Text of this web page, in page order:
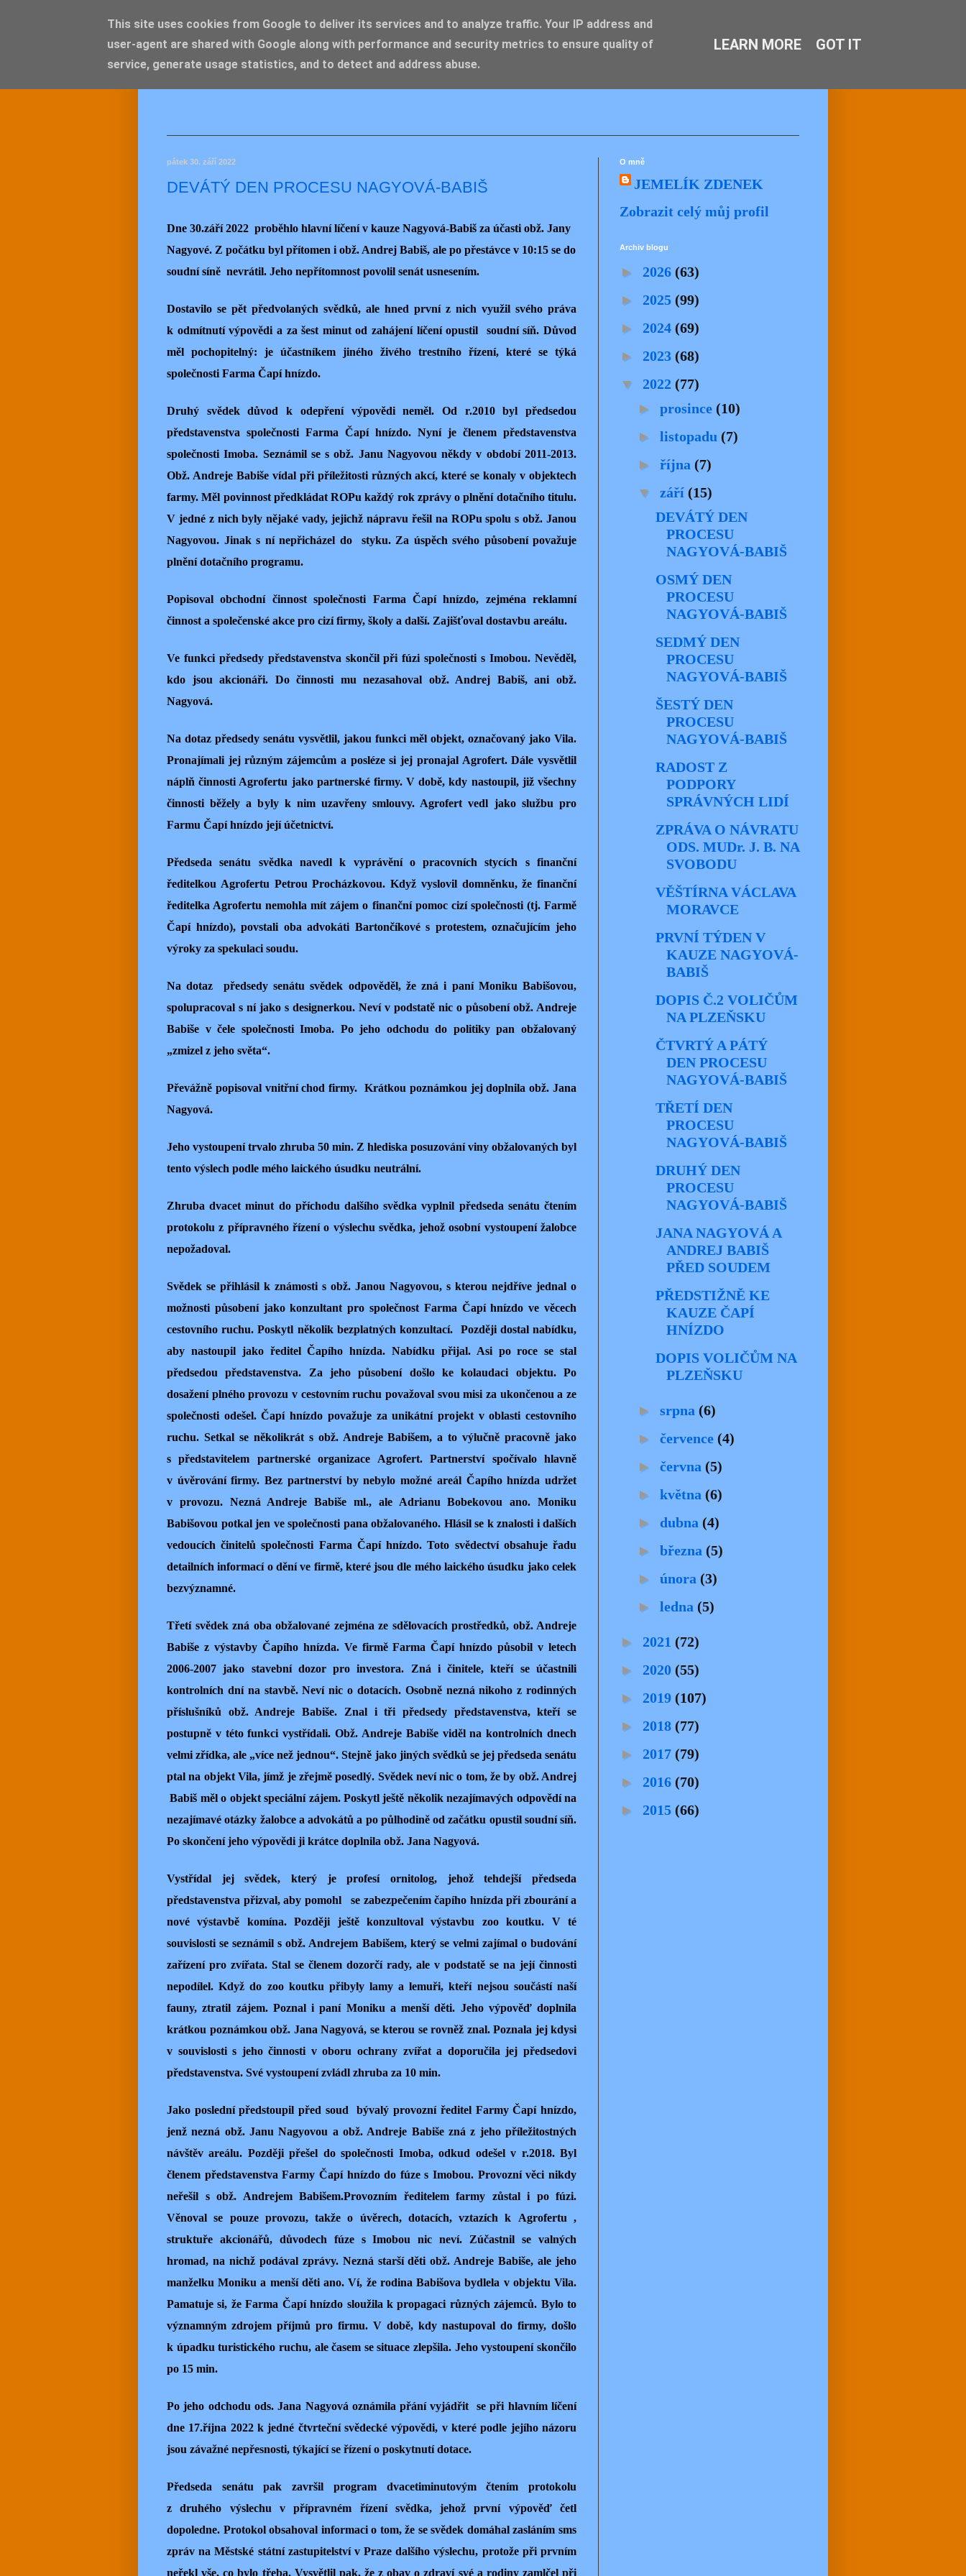
JEMELIK ZDENĚK
pátek 30. září 2022
DEVÁTÝ DEN PROCESU NAGYOVÁ-BABIŠ
Dne 30.září 2022 proběhlo hlavní líčení v kauze Nagyová-Babiš za účasti obž. Jany
Nagyové. Z počátku byl přítomen i obž. Andrej Babiš, ale po přestávce v 10:15 se do
soudní síně nevrátil. Jeho nepřítomnost povolil senát usnesením.
Dostavilo se pět předvolaných svědků, ale hned první z nich využil svého práva
k odmítnutí výpovědi a za šest minut od zahájení líčení opustil soudní síň. Důvod
měl pochopitelný: je účastníkem jiného živého trestního řízení, které se týká
společnosti Farma Čapí hnízdo.
Druhý svědek důvod k odepření výpovědi neměl. Od r.2010 byl předsedou
představenstva společnosti Farma Čapí hnízdo. Nyní je členem představenstva
společnosti Imoba. Seznámil se s obž. Janu Nagyovou někdy v období 2011-2013.
Obž. Andreje Babiše vídal při příležitosti různých akcí, které se konaly v objektech
farmy. Měl povinnost předkládat ROPu každý rok zprávy o plnění dotačního titulu.
V jedné z nich byly nějaké vady, jejichž nápravu řešil na ROPu spolu s obž. Janou
Nagyovou. Jinak s ní nepřicházel do styku. Za úspěch svého působení považuje
plnění dotačního programu.
Popisoval obchodní činnost společnosti Farma Čapí hnízdo, zejména reklamní
činnost a společenské akce pro cizí firmy, školy a další. Zajišťoval dostavbu areálu.
Ve funkci předsedy představenstva skončil při fúzi společnosti s Imobou. Nevěděl,
kdo jsou akcionáři. Do činnosti mu nezasahoval obž. Andrej Babiš, ani obž.
Nagyová.
Na dotaz předsedy senátu vysvětlil, jakou funkci měl objekt, označovaný jako Vila.
Pronajímali jej různým zájemcům a posléze si jej pronajal Agrofert. Dále vysvětlil
náplň činnosti Agrofertu jako partnerské firmy. V době, kdy nastoupil, již všechny
činnosti běžely a byly k nim uzavřeny smlouvy. Agrofert vedl jako službu pro
Farmu Čapí hnízdo její účetnictví.
Předseda senátu svědka navedl k vyprávění o pracovních stycích s finanční
ředitelkou Agrofertu Petrou Procházkovou. Když vyslovil domněnku, že finanční
ředitelka Agrofertu nemohla mít zájem o finanční pomoc cizí společnosti (tj. Farmě
Čapí hnízdo), povstali oba advokáti Bartončíkové s protestem, označujícím jeho
výroky za spekulaci soudu.
Na dotaz předsedy senátu svědek odpověděl, že zná i paní Moniku Babišovou,
spolupracoval s ní jako s designerkou. Neví v podstatě nic o působení obž. Andreje
Babiše v čele společnosti Imoba. Po jeho odchodu do politiky pan obžalovaný
„zmizel z jeho světa“.
Převážně popisoval vnitřní chod firmy. Krátkou poznámkou jej doplnila obž. Jana
Nagyová.
Jeho vystoupení trvalo zhruba 50 min. Z hlediska posuzování viny obžalovaných byl
tento výslech podle mého laického úsudku neutrální.
Zhruba dvacet minut do příchodu dalšího svědka vyplnil předseda senátu čtením
protokolu z přípravného řízení o výslechu svědka, jehož osobní vystoupení žalobce
nepožadoval.
Svědek se přihlásil k známosti s obž. Janou Nagyovou, s kterou nejdříve jednal o
možnosti působení jako konzultant pro společnost Farma Čapí hnízdo ve věcech
cestovního ruchu. Poskytl několik bezplatných konzultací. Později dostal nabídku,
aby nastoupil jako ředitel Čapího hnízda. Nabídku přijal. Asi po roce se stal
předsedou představenstva. Za jeho působení došlo ke kolaudaci objektu. Po
dosažení plného provozu v cestovním ruchu považoval svou misi za ukončenou a ze
společnosti odešel. Čapí hnízdo považuje za unikátní projekt v oblasti cestovního
ruchu. Setkal se několikrát s obž. Andreje Babišem, a to výlučně pracovně jako
s představitelem partnerské organizace Agrofert. Partnerství spočívalo hlavně
v úvěrování firmy. Bez partnerství by nebylo možné areál Čapího hnízda udržet
v provozu. Nezná Andreje Babiše ml., ale Adrianu Bobekovou ano. Moniku
Babišovou potkal jen ve společnosti pana obžalovaného. Hlásil se k znalosti i dalších
vedoucích činitelů společnosti Farma Čapí hnízdo. Toto svědectví obsahuje řadu
detailních informací o dění ve firmě, které jsou dle mého laického úsudku jako celek
bezvýznamné.
Třetí svědek zná oba obžalované zejména ze sdělovacích prostředků, obž. Andreje
Babiše z výstavby Čapího hnízda. Ve firmě Farma Čapí hnízdo působil v letech
2006-2007 jako stavební dozor pro investora. Zná i činitele, kteří se účastnili
kontrolních dní na stavbě. Neví nic o dotacích. Osobně nezná nikoho z rodinných
příslušníků obž. Andreje Babiše. Znal i tři předsedy představenstva, kteří se
postupně v této funkci vystřídali. Obž. Andreje Babiše viděl na kontrolních dnech
velmi zřídka, ale „více než jednou“. Stejně jako jiných svědků se jej předseda senátu
ptal na objekt Vila, jímž je zřejmě posedlý. Svědek neví nic o tom, že by obž. Andrej
Babiš měl o objekt speciální zájem. Poskytl ještě několik nezajímavých odpovědí na
nezajímavé otázky žalobce a advokátů a po půlhodině od začátku opustil soudní síň.
Po skončení jeho výpovědi ji krátce doplnila obž. Jana Nagyová.
Vystřídal jej svědek, který je profesí ornitolog, jehož tehdejší předseda
představenstva přizval, aby pomohl se zabezpečením čapího hnízda při zbourání a
nové výstavbě komína. Později ještě konzultoval výstavbu zoo koutku. V té
souvislosti se seznámil s obž. Andrejem Babišem, který se velmi zajímal o budování
zařízení pro zvířata. Stal se členem dozorčí rady, ale v podstatě se na její činnosti
nepodílel. Když do zoo koutku přibyly lamy a lemuři, kteří nejsou součástí naší
fauny, ztratil zájem. Poznal i paní Moniku a menší děti. Jeho výpověď doplnila
krátkou poznámkou obž. Jana Nagyová, se kterou se rovněž znal. Poznala jej kdysi
v souvislosti s jeho činnosti v oboru ochrany zvířat a doporučila jej předsedovi
představenstva. Své vystoupení zvládl zhruba za 10 min.
Jako poslední předstoupil před soud bývalý provozní ředitel Farmy Čapí hnízdo,
jenž nezná obž. Janu Nagyovou a obž. Andreje Babiše zná z jeho příležitostných
návštěv areálu. Později přešel do společnosti Imoba, odkud odešel v r.2018. Byl
členem představenstva Farmy Čapí hnízdo do fúze s Imobou. Provozní věci nikdy
neřešil s obž. Andrejem Babišem.Provozním ředitelem farmy zůstal i po fúzi.
Věnoval se pouze provozu, takže o úvěrech, dotacích, vztazích k Agrofertu ,
struktuře akcionářů, důvodech fúze s Imobou nic neví. Zúčastnil se valných
hromad, na nichž podával zprávy. Nezná starší děti obž. Andreje Babiše, ale jeho
manželku Moniku a menší děti ano. Ví, že rodina Babišova bydlela v objektu Vila.
Pamatuje si, že Farma Čapí hnízdo sloužila k propagaci různých zájemců. Bylo to
významným zdrojem příjmů pro firmu. V době, kdy nastupoval do firmy, došlo
k úpadku turistického ruchu, ale časem se situace zlepšila. Jeho vystoupení skončilo
po 15 min.
Po jeho odchodu ods. Jana Nagyová oznámila přání vyjádřit se při hlavním líčení
dne 17.října 2022 k jedné čtvrteční svědecké výpovědi, v které podle jejího názoru
jsou závažné nepřesnosti, týkající se řízení o poskytnutí dotace.
Předseda senátu pak završil program dvacetiminutovým čtením protokolu
z druhého výslechu v přípravném řízení svědka, jehož první výpověď četl
dopoledne. Protokol obsahoval informaci o tom, že se svědek domáhal zasláním sms
zpráv na Městské státní zastupitelství v Praze dalšího výslechu, protože při prvním
neřekl vše, co bylo třeba. Vysvětlil pak, že z obav o zdraví své a rodiny zamlčel při
O mně
JEMELÍK ZDENEK
Zobrazit celý můj profil
Archiv blogu
► 2026 (63)
► 2025 (99)
► 2024 (69)
► 2023 (68)
▼ 2022 (77)
► prosince (10)
► listopadu (7)
► října (7)
▼ září (15)
DEVÁTÝ DEN
PROCESU
NAGYOVÁ-BABIŠ
OSMÝ DEN
PROCESU
NAGYOVÁ-BABIŠ
SEDMÝ DEN
PROCESU
NAGYOVÁ-BABIŠ
ŠESTÝ DEN
PROCESU
NAGYOVÁ-BABIŠ
RADOST Z
PODPORY
SPRÁVNÝCH LIDÍ
ZPRÁVA O NÁVRATU
ODS. MUDr. J. B. NA
SVOBODU
VĚŠTÍRNA VÁCLAVA
MORAVCE
PRVNÍ TÝDEN V
KAUZE NAGYOVÁ-
BABIŠ
DOPIS Č.2 VOLIČŮM
NA PLZEŇSKU
ČTVRTÝ A PÁTÝ
DEN PROCESU
NAGYOVÁ-BABIŠ
TŘETÍ DEN
PROCESU
NAGYOVÁ-BABIŠ
DRUHÝ DEN
PROCESU
NAGYOVÁ-BABIŠ
JANA NAGYOVÁ A
ANDREJ BABIŠ
PŘED SOUDEM
PŘEDSTIŽNĚ KE
KAUZE ČAPÍ
HNÍZDO
DOPIS VOLIČŮM NA
PLZEŇSKU
► srpna (6)
► července (4)
► června (5)
► května (6)
► dubna (4)
► března (5)
► února (3)
► ledna (5)
► 2021 (72)
► 2020 (55)
► 2019 (107)
► 2018 (77)
► 2017 (79)
► 2016 (70)
► 2015 (66)
This site uses cookies from Google to deliver its services and to analyze traffic. Your IP address and
user-agent are shared with Google along with performance and security metrics to ensure quality of
service, generate usage statistics, and to detect and address abuse.
LEARN MORE GOT IT